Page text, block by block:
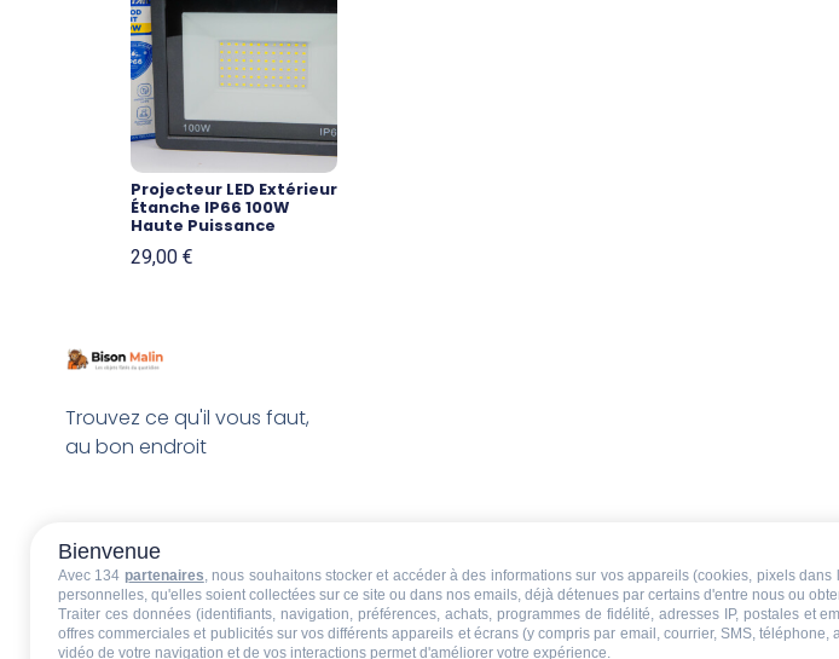
Projecteur LED Extérieur
Étanche IP66 100W
Haute Puissance
29,00 €
Trouvez ce qu'il vous faut,
au bon endroit
Bienvenue
Avec 134 partenaires, nous souhaitons stocker et accéder à des informations sur vos appareils (cookies, pixels
personnelles, qu'elles soient collectées sur ce site ou dans nos emails, déjà détenues par certains d'entre nous ou
Traiter ces données (identifiants, navigation, préférences, achats, programmes de fidélité, adresses IP, postales
offres commerciales et publicités sur vos différents appareils et écrans (y compris par email, courrier, SMS,
vidéo de votre navigation et de vos interactions permet d'améliorer votre expérience.